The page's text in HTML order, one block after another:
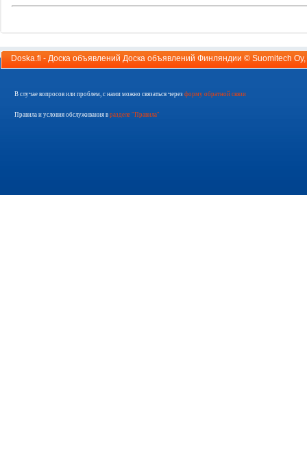
Doska.fi - Доска объявлений Доска объявлений Финляндии © Suomitech Oy
В случае вопросов или проблем, с нами можно связаться через форму обратной связи
Правила и условия обслуживания в разделе "Правила"